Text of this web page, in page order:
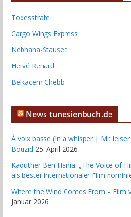
Todesstrafe
Cargo Wings Express
Nebhana-Stausee
Hervé Renard
Belkacem Chebbi
News tunesienbuch.de
À voix basse (In a whisper | Mit
Bouzid 25. April 2026
Kaouther Ben Hania: „The Voice of
als bester internationaler Film
Where the Wind Comes From – Film
Januar 2026